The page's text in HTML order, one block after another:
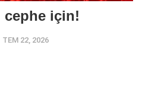
için!
TEM 22, 2026